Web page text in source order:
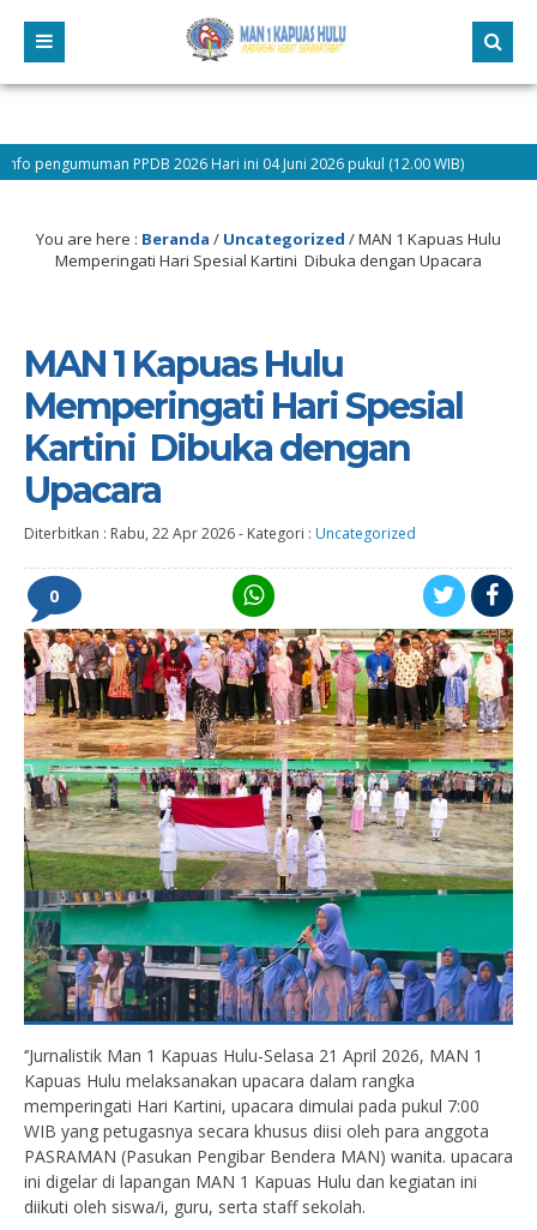
PPDB 2026 Hari ini 04 Juni 2026 pukul (12.00 WIB)
You are here : Beranda / Uncategorized /MAN 1 Kapuas Hulu
Memperingati Hari Spesial Kartini Dibuka dengan Upacara
MAN 1 Kapuas Hulu
Memperingati Hari Spesial
Kartini Dibuka dengan
Upacara
Diterbitkan : Rabu, 22 Apr 2026- Kategori : Uncategorized
0
‘’Jurnalistik Man 1 Kapuas Hulu-Selasa 21 April 2026, MAN 1
Kapuas Hulu melaksanakan upacara dalam rangka
memperingati Hari Kartini, upacara dimulai pada pukul 7:00
WIB yang petugasnya secara khusus diisi oleh para anggota
PASRAMAN (Pasukan Pengibar Bendera MAN) wanita. upacara
ini digelar di lapangan MAN 1 Kapuas Hulu dan kegiatan ini
diikuti oleh siswa/i, guru, serta staff sekolah.